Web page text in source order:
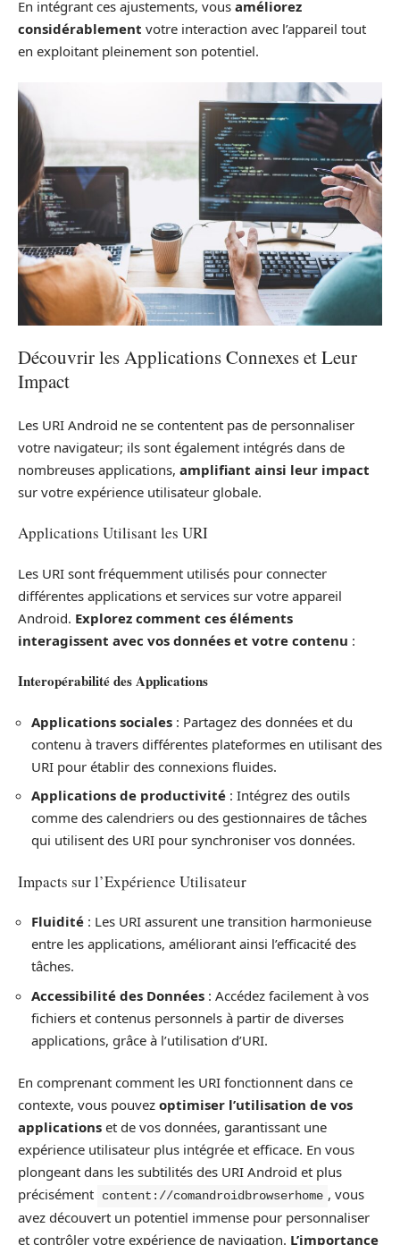
En intégrant ces ajustements, vous améliorez
considérablement votre interaction avec l’appareil tout
en exploitant pleinement son potentiel.
Découvrir les Applications Connexes et Leur
Impact
Les URI Android ne se contentent pas de personnaliser
votre navigateur; ils sont également intégrés dans de
nombreuses applications, amplifiant ainsi leur impact
sur votre expérience utilisateur globale.
Applications Utilisant les URI
Les URI sont fréquemment utilisés pour connecter
différentes applications et services sur votre appareil
Android. Explorez comment ces éléments
interagissent avec vos données et votre contenu :
Interopérabilité des Applications
Applications sociales : Partagez des données et du
contenu à travers différentes plateformes en utilisant des
URI pour établir des connexions fluides.
Applications de productivité : Intégrez des outils
comme des calendriers ou des gestionnaires de tâches
qui utilisent des URI pour synchroniser vos données.
Impacts sur l’Expérience Utilisateur
Fluidité : Les URI assurent une transition harmonieuse
entre les applications, améliorant ainsi l’efficacité des
tâches.
Accessibilité des Données : Accédez facilement à vos
fichiers et contenus personnels à partir de diverses
applications, grâce à l’utilisation d’URI.
En comprenant comment les URI fonctionnent dans ce
contexte, vous pouvez optimiser l’utilisation de vos
applications et de vos données, garantissant une
expérience utilisateur plus intégrée et efficace. En vous
plongeant dans les subtilités des URI Android et plus
précisément
content://comandroidbrowserhome , vous
avez découvert un potentiel immense pour personnaliser
et contrôler votre expérience de navigation. L’importance